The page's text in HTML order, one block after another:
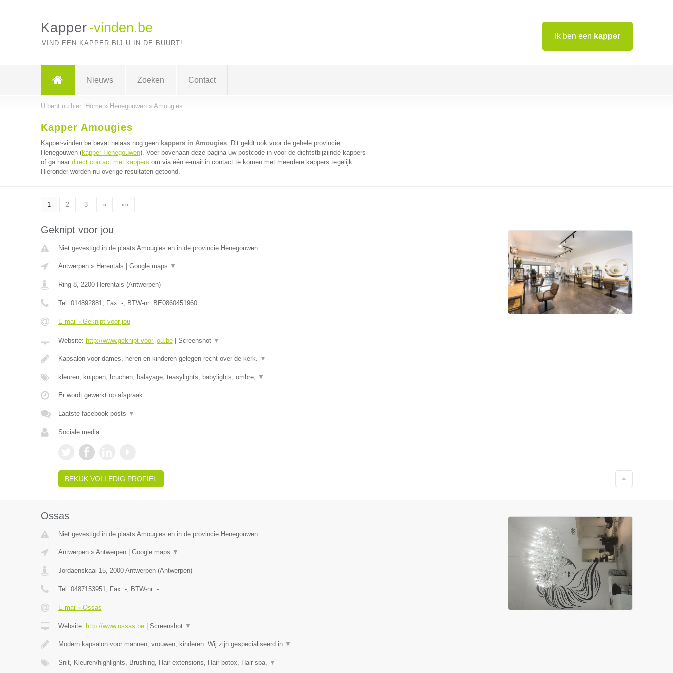
Ik ben een kapper
Kapper -vinden.be
VIND EEN KAPPER BIJ U IN DE BUURT!
Nieuws Zoeken Contact
U bent nu hier: Home» Henegouwen» Amougies
Kapper Amougies
Kapper-vinden.be bevat helaas nog geen kappers in Amougies. Dit geldt ook voor de gehele provincie
Henegouwen (kapper Henegouwen). Voer bovenaan deze pagina uw postcode in voor de dichtstbijzijnde kappers
of ga naar direct contact met kappers om via één e-mail in contact te komen met meerdere kappers tegelijk.
Hieronder worden nu overige resultaten getoond.
1 2 3 » »»
Geknipt voor jou
Niet gevestigd in de plaats Amougies en in de provincie Henegouwen.
Antwerpen» Herentals Google maps ▼
Ring 8, 2200 Herentals (Antwerpen)
Tel: 014892881, Fax: -, BTW-nr: BE0860451960
E-mail › Geknipt voor jou
Website: http://www.geknipt-voor-jou.be| Screenshot ▼
Kapsalon voor dames, heren en kinderen gelegen recht over de kerk. ▼
kleuren, knippen, bruchen, balayage, teasylights, babylights, ombre, ▼
Er wordt gewerkt op afspraak.
Laatste facebook posts ▼
Sociale media:
BEKIJK VOLLEDIG PROFIEL
Ossas
Niet gevestigd in de plaats Amougies en in de provincie Henegouwen.
Antwerpen» Antwerpen| Google maps ▼
Jordaenskaai 15, 2000 Antwerpen(Antwerpen)
Tel: 0487153951, Fax: -, BTW-nr: -
E-mail › Ossas
Website: http://www.ossas.be| Screenshot ▼
Modern kapsalon voor mannen, vrouwen, kinderen. Wij zijn gespecialiseerd in ▼
Snit, Kleuren/highlights, Brushing, Hair extensions, Hair botox, Hair spa, ▼